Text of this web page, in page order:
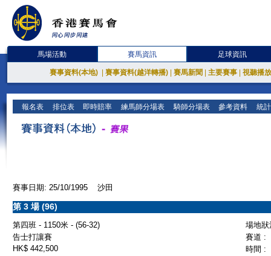
馬場活動 賽馬資訊 足球資訊
賽事資料(本地) 賽事資料(越洋轉播) 賽馬新聞 主要賽事 視聽播
報名表 排位表 即時賠率 練馬師分場表 騎師分場表 參考資料 統
賽事日期: 25/10/1995 沙田
第 3 場 (96)
第四班 - 1150米 - (56-32)
場地
告士打讓賽
賽道 :
HK$ 442,500
時間 :